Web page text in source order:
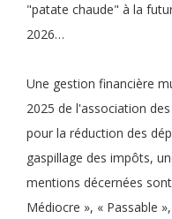
"patate chaude" à la
2026…
Une gestion financière
2025 de l'association
pour la réduction des
gaspillage des impôts,
mentions décernées
Médiocre », « Passable